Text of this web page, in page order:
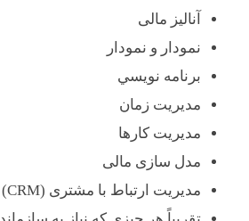
ر
ف
ه
ا
آنالیز مالی
نمودار و نمودار
برنامه نويسي
مدیریت زمان
مدیریت کارها
مدل سازی مالی
مدیریت ارتباط با مشتری (CRM)